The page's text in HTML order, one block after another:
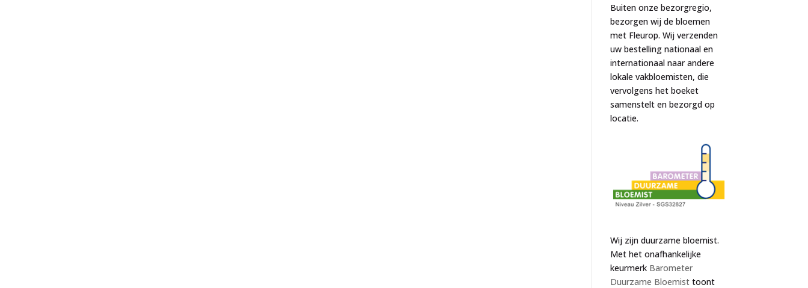
Buiten onze bezorgregio,
bezorgen wij de bloemen
met Fleurop. Wij verzenden
uw bestelling nationaal en
internationaal naar andere
lokale vakbloemisten, die
vervolgens het boeket
samenstelt en bezorgd op
locatie.
Wij zijn duurzame bloemist.
Met het onafhankelijke
keurmerk Barometer
Duurzame Bloemist toont